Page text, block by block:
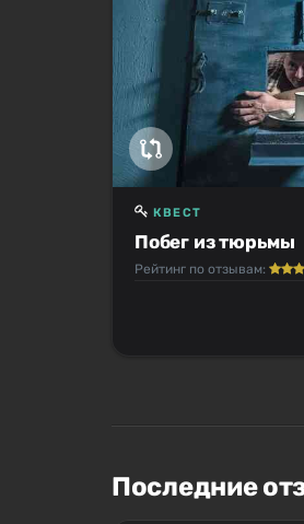
Побег из тюрьмы
КВЕСТ
Рейтинг по отзывам:
Последние